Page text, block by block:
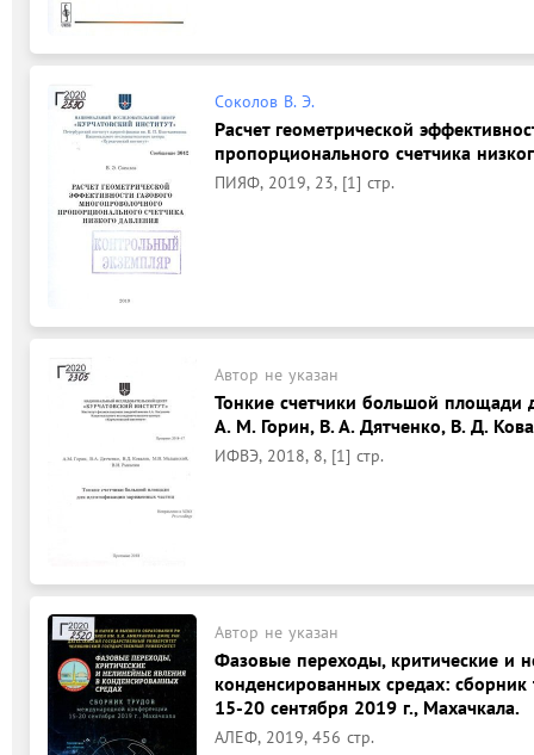
Соколов В. Э.
Расчет геометрической
пропорционального счетчика
ПИЯФ, 2019, 23, [1] стр.
Автор не указан
Тонкие счетчики большой площади
А. М. Горин, В. А. Дятченко, В. Д.
ИФВЭ, 2018, 8, [1] стр.
Автор не указан
Фазовые переходы, критические и
конденсированных средах:
15-20 сентября 2019 г., Махачкала.
АЛЕФ, 2019, 456 стр.